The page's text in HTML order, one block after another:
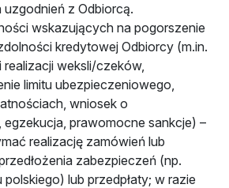
z Odbiorcą.
wskazujących na pogorszenie
kredytowej Odbiorcy (m.in.
weksli/czeków,
limitu ubezpieczeniowego,
wniosek o
egzekucja, prawomocne sankcje) –
realizację zamówień lub
zabezpieczeń (np.
lub przedpłaty; w razie